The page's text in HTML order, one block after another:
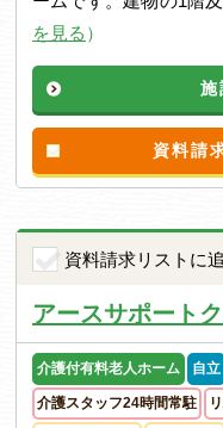
を見る ）
施
資料請
資料請求リストに
アースサポート
介護付有料老人ホーム 自立
介護スタッフ24時間常駐